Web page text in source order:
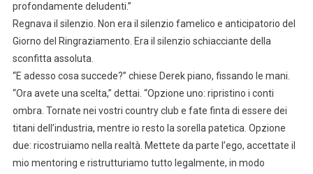
profondamente deludenti.”
Regnava il silenzio. Non era il silenzio famelico e anticipatorio del
Giorno del Ringraziamento. Era il silenzio schiacciante della
sconfitta assoluta.
“E adesso cosa succede?” chiese Derek piano, fissando le mani.
“Ora avete una scelta,” dettai. “Opzione uno: ripristino i conti
ombra. Tornate nei vostri country club e fate finta di essere dei
titani dell’industria, mentre io resto la sorella patetica. Opzione
due: ricostruiamo nella realtà. Mettete da parte l’ego, accettate il
mio mentoring e ristrutturiamo tutto legalmente, in modo